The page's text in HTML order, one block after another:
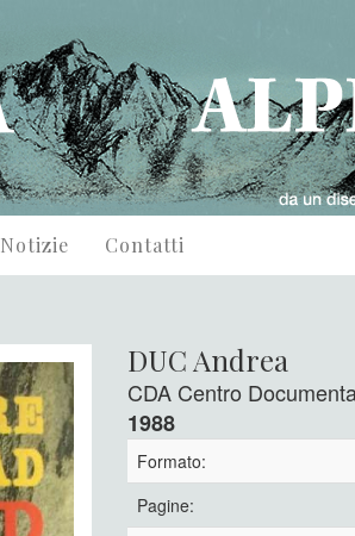
Notizie Contatti
DUC Andrea
CDA Centro
1988
Formato:
Pagine: